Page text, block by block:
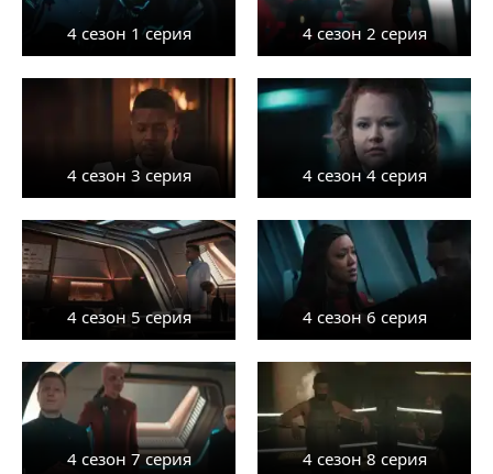
4 сезон 1 серия 4 сезон 2 серия
4 сезон 3 серия 4 сезон 4 серия
4 сезон 5 серия 4 сезон 6 серия
4 сезон 7 серия 4 сезон 8 серия